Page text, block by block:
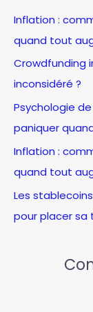
r
c
h
e
r
:
Inflation :
quand tout
Crowdfunding
inconsidéré ?
Psychologie
paniquer
Inflation :
quand tout
Les
pour placer sa